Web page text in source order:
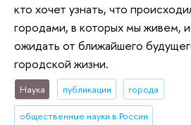
кто хочет узнать, что
городами, в которых мы живем,
ожидать от ближайшего
городской жизни.
Наука публикации города
общественные науки в России